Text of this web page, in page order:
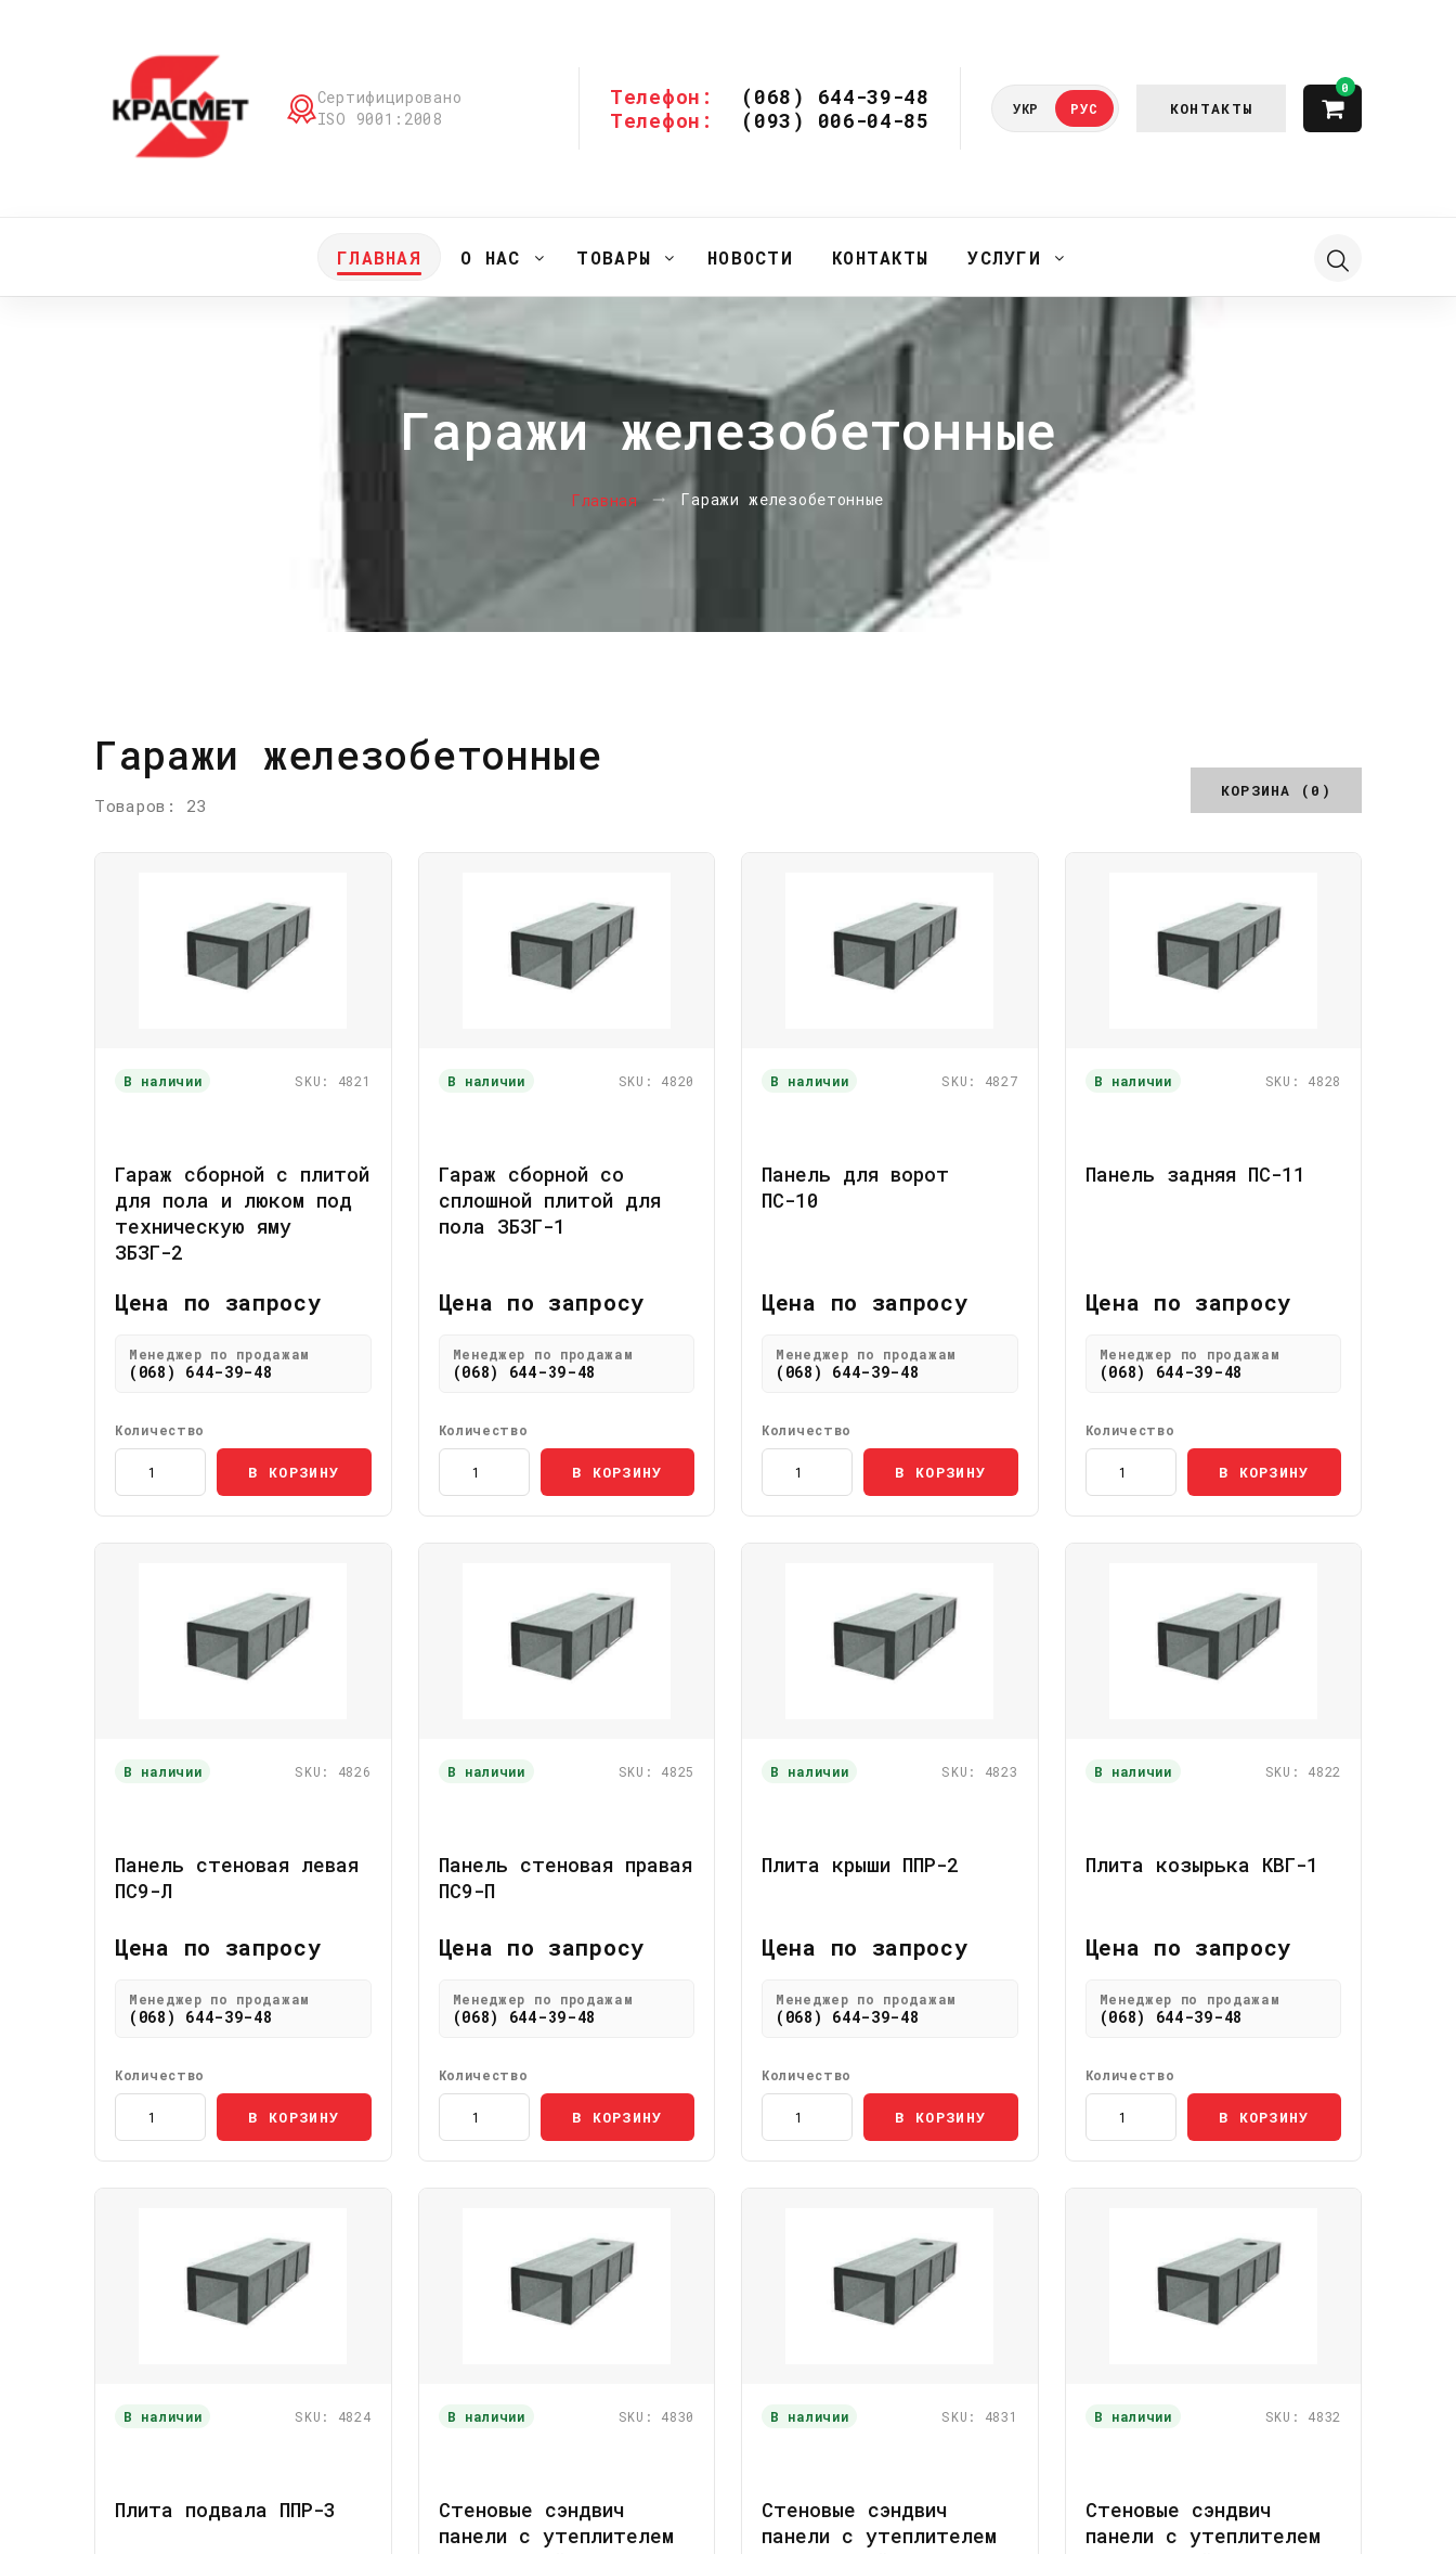
Сертифицировано
ISO 9001:2008
Телефон:
(068) 644-39-48
Телефон:
(093) 006-04-85 УКР РУС КОНТАКТЫ
0
ГЛАВНАЯ О НАС ТОВАРЫ НОВОСТИ КОНТАКТЫ УСЛУГИ
Гаражи железобетонные
Главная Гаражи железобетонные
Гаражи железобетонные
Товаров: 23
КОРЗИНА (0)
В наличии SKU: 4821
Гараж сборной с плитой
для пола и люком под
техническую яму
ЗБЗГ-2
Цена по запросу
Менеджер по продажам
(068) 644-39-48
Количество
В КОРЗИНУ
В наличии SKU: 4820
Гараж сборной со
сплошной плитой для
пола ЗБЗГ-1
Цена по запросу
Менеджер по продажам
(068) 644-39-48
Количество
В КОРЗИНУ
В наличии SKU: 4827
Панель для ворот
ПС-10
Цена по запросу
Менеджер по продажам
(068) 644-39-48
Количество
В КОРЗИНУ
В наличии SKU: 4828
Панель задняя ПС-11
Цена по запросу
Менеджер по продажам
(068) 644-39-48
Количество
В КОРЗИНУ
В наличии SKU: 4826
Панель стеновая левая
ПС9-Л
Цена по запросу
Менеджер по продажам
(068) 644-39-48
Количество
В КОРЗИНУ
В наличии SKU: 4825
Панель стеновая правая
ПС9-П
Цена по запросу
Менеджер по продажам
(068) 644-39-48
Количество
В КОРЗИНУ
В наличии SKU: 4823
Плита крыши ППР-2
Цена по запросу
Менеджер по продажам
(068) 644-39-48
Количество
В КОРЗИНУ
В наличии SKU: 4822
Плита козырька КВГ-1
Цена по запросу
Менеджер по продажам
(068) 644-39-48
Количество
В КОРЗИНУ
В наличии SKU: 4824
Плита подвала ППР-3
В наличии SKU: 4830
Стеновые сэндвич
панели с утеплителем
В наличии SKU: 4831
Стеновые сэндвич
панели с утеплителем
В наличии SKU: 4832
Стеновые сэндвич
панели с утеплителем